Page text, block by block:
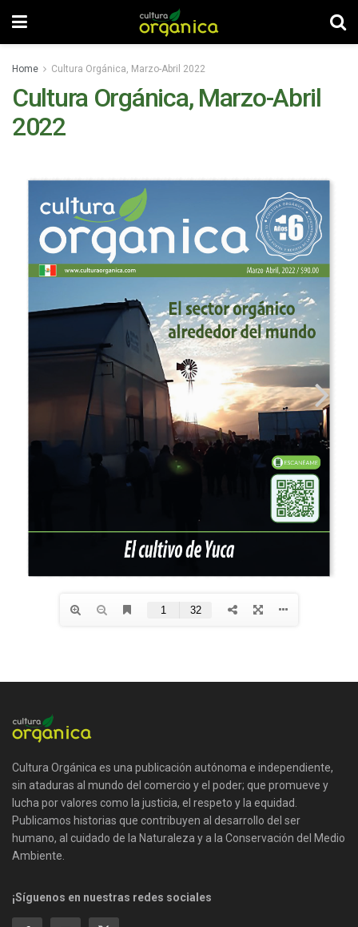
Home Cultura Orgánica, Marzo-Abril 2022
Cultura Orgánica, Marzo-Abril
2022
Cultura Orgánica es una publicación autónoma e independiente,
sin ataduras al mundo del comercio y el poder; que promueve y
lucha por valores como la justicia, el respeto y la equidad.
Publicamos historias que contribuyen al desarrollo del ser
humano, al cuidado de la Naturaleza y a la Conservación del Medio
Ambiente.
¡Síguenos en nuestras redes sociales